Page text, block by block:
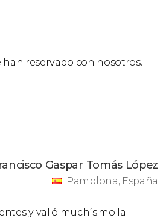
han reservado con nosotros.
Gaspar Tomás López
Pamplona, España
y valió muchísimo la